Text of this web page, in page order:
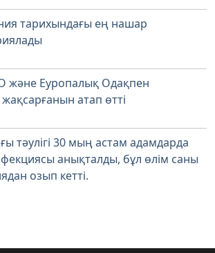
тарихындағы ең нашар
және Еуропалық Одақпен
атап өтті
тәулігі 30 мың астам адамдарда
анықталды, бұл өлім саны
озып кетті.